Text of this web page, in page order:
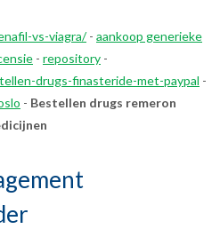
vs-viagra/- aankoop generieke
- repository -
drugs-finasteride-met-paypal -
- Bestellen drugs remeron